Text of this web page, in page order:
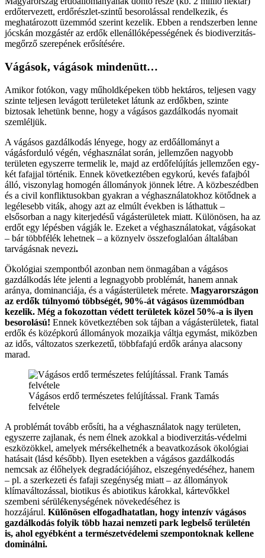
erdőtervezett, erdőrészlet-szintű besorolással rendelkezik, és
meghatározott üzemmód szerint kezelik. Ebben a rendszerben lenne
jócskán mozgástér az erdők ellenállóképességének és biodiverzitás-
megőrző szerepének erősítésére.
Vágások, vágások mindenütt…
Amikor fotókon, vagy műholdképeken több hektáros, teljesen vagy
szinte teljesen levágott területeket látunk az erdőkben, szinte
biztosak lehetünk benne, hogy a vágásos gazdálkodás nyomait
szemléljük.
A vágásos gazdálkodás lényege, hogy az erdőállományt a
vágásforduló végén, véghasználat során, jellemzően nagyobb
területen egyszerre termelik le, majd az erdőfelújítás jellemzően egy-
két fafajjal történik. Ennek következtében egykorú, kevés fafajból
álló, viszonylag homogén állományok jönnek létre. A közbeszédben
és a civil konfliktusokban gyakran a véghasználatokhoz kötődnek a
legélesebb viták, ahogy azt az elmúlt években is láthattuk –
elsősorban a nagy kiterjedésű vágásterületek miatt. Különösen, ha az
erdőt egy lépésben vágják le. Ezeket a véghasználatokat, vágásokat
– bár többfélék lehetnek – a köznyelv összefoglalóan általában
tarvágásnak nevezi.
Ökológiai szempontból azonban nem önmagában a vágásos
gazdálkodás léte jelenti a legnagyobb problémát, hanem annak
aránya, dominanciája, és a vágásterületek mérete. Magyarországon
az erdők túlnyomó többségét, 90%-át vágásos üzemmódban
kezelik. Még a fokozottan védett területek közel 50%-a is ilyen
besorolású! Ennek következtében sok tájban a vágásterületek, fiatal
erdők és középkorú állományok mozaikja váltja egymást, miközben
az idős, változatos szerkezetű, többfafajú erdők aránya alacsony
marad.
Vágásos erdő természetes felújítással. Frank Tamás
felvétele
A problémát tovább erősíti, ha a véghasználatok nagy területen,
egyszerre zajlanak, és nem élnek azokkal a biodiverzitás-védelmi
eszközökkel, amelyek mérsékelhetnék a beavatkozások ökológiai
hatásait (lásd később). Ilyen esetekben a vágásos gazdálkodás
nemcsak az élőhelyek degradációjához, elszegényedéséhez, hanem
– pl. a szerkezeti és fafaji szegénység miatt – az állományok
klímaváltozással, biotikus és abiotikus károkkal, kártevőkkel
szembeni sérülékenységének növekedéséhez is
hozzájárul. Különösen elfogadhatatlan, hogy intenzív vágásos
gazdálkodás folyik több hazai nemzeti park legbelső területén
is, ahol egyébként a természetvédelemi szempontoknak kellene
dominálni.